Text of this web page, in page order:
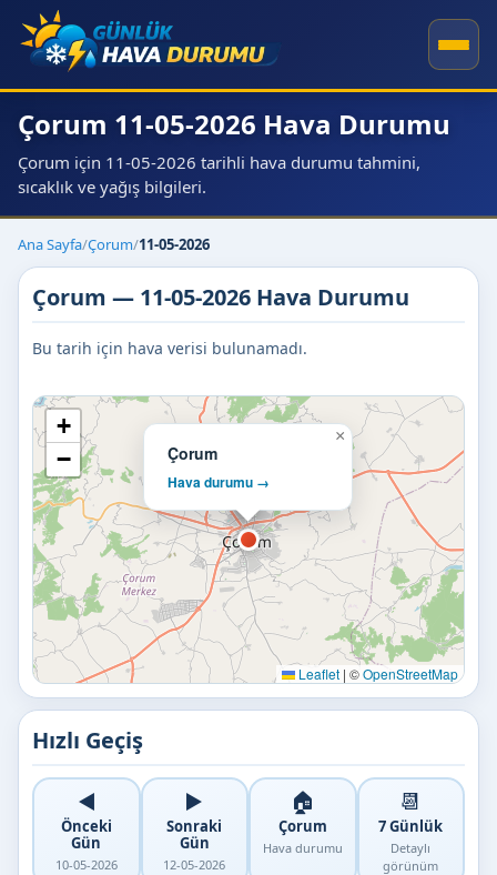
Çorum 11-05-2026 Hava Durumu
Çorum için 11-05-2026 tarihli hava durumu tahmini,
sıcaklık ve yağış bilgileri.
Ana Sayfa/Çorum/11-05-2026
Çorum — 11-05-2026 Hava Durumu
Bu tarih için hava verisi bulunamadı.
Çorum
Hava durumu →
×
+
−
Leaflet | ©OpenStreetMap
Hızlı Geçiş
◀️
Önceki
Gün
10-05-2026
▶️
Sonraki
Gün
12-05-2026
🏠
Çorum
Hava durumu
📆
7 Günlük
Detaylı
görünüm